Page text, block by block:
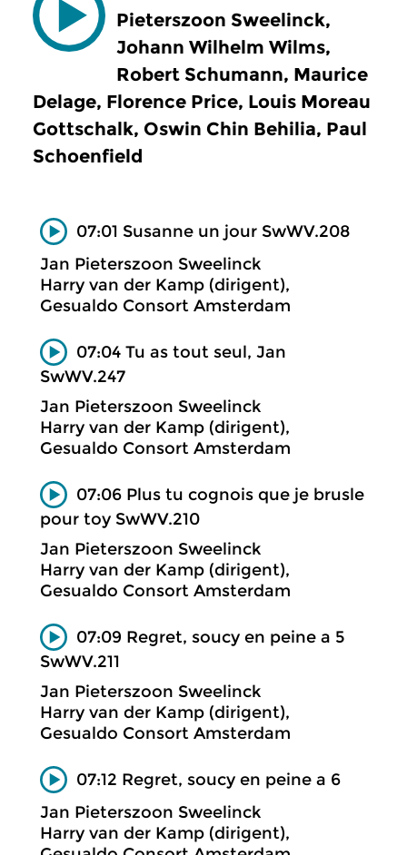
Pieterszoon Sweelinck,
Johann Wilhelm Wilms,
Robert Schumann, Maurice
Delage, Florence Price, Louis Moreau
Gottschalk, Oswin Chin Behilia, Paul
Schoenfield
07:01 Susanne un jour SwWV.208
Jan Pieterszoon Sweelinck
Harry van der Kamp (dirigent),
Gesualdo Consort Amsterdam
07:04 Tu as tout seul, Jan
SwWV.247
Jan Pieterszoon Sweelinck
Harry van der Kamp (dirigent),
Gesualdo Consort Amsterdam
07:06 Plus tu cognois que je brusle
pour toy SwWV.210
Jan Pieterszoon Sweelinck
Harry van der Kamp (dirigent),
Gesualdo Consort Amsterdam
07:09 Regret, soucy en peine a 5
SwWV.211
Jan Pieterszoon Sweelinck
Harry van der Kamp (dirigent),
Gesualdo Consort Amsterdam
07:12 Regret, soucy en peine a 6
Jan Pieterszoon Sweelinck
Harry van der Kamp (dirigent),